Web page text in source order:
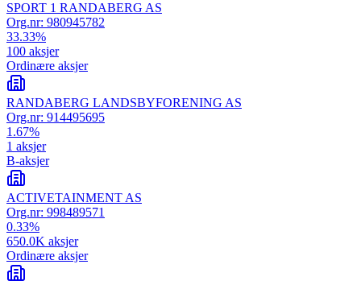
SPORT 1 RANDABERG AS
Org.nr: 980945782
33.33%
100 aksjer
Ordinære aksjer
RANDABERG LANDSBYFORENING AS
Org.nr: 914495695
1.67%
1 aksjer
B-aksjer
ACTIVETAINMENT AS
Org.nr: 998489571
0.33%
650.0K aksjer
Ordinære aksjer